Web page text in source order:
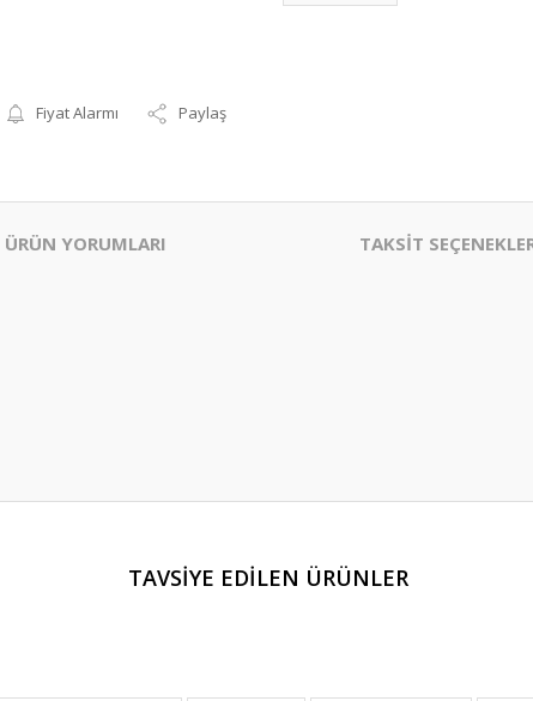
Fiyat Alarmı Paylaş
ÜRÜN YORUMLARI TAKSİT
Bu ürüne ilk yorumu siz yapın!
TAVSİYE EDİLEN ÜRÜNLER